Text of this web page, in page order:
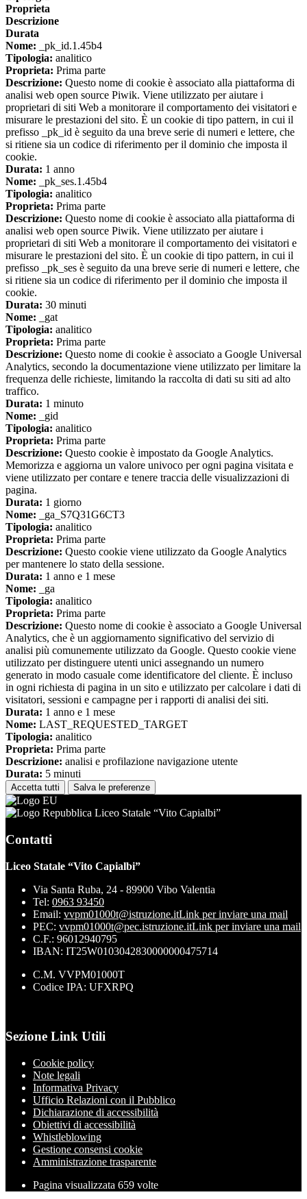
Proprieta
Descrizione
Durata
Nome: _pk_id.1.45b4
Tipologia: analitico
Proprieta: Prima parte
Descrizione: Questo nome di cookie è associato alla piattaforma di
analisi web open source Piwik. Viene utilizzato per aiutare i
proprietari di siti Web a monitorare il comportamento dei visitatori e
misurare le prestazioni del sito. È un cookie di tipo pattern, in cui il
prefisso _pk_id è seguito da una breve serie di numeri e lettere, che
si ritiene sia un codice di riferimento per il dominio che imposta il
cookie.
Durata: 1 anno
Nome: _pk_ses.1.45b4
Tipologia: analitico
Proprieta: Prima parte
Descrizione: Questo nome di cookie è associato alla piattaforma di
analisi web open source Piwik. Viene utilizzato per aiutare i
proprietari di siti Web a monitorare il comportamento dei visitatori e
misurare le prestazioni del sito. È un cookie di tipo pattern, in cui il
prefisso _pk_ses è seguito da una breve serie di numeri e lettere, che
si ritiene sia un codice di riferimento per il dominio che imposta il
cookie.
Durata: 30 minuti
Nome: _gat
Tipologia: analitico
Proprieta: Prima parte
Descrizione: Questo nome di cookie è associato a Google Universal
Analytics, secondo la documentazione viene utilizzato per limitare la
frequenza delle richieste, limitando la raccolta di dati su siti ad alto
traffico.
Durata: 1 minuto
Nome: _gid
Tipologia: analitico
Proprieta: Prima parte
Descrizione: Questo cookie è impostato da Google Analytics.
Memorizza e aggiorna un valore univoco per ogni pagina visitata e
viene utilizzato per contare e tenere traccia delle visualizzazioni di
pagina.
Durata: 1 giorno
Nome: _ga_S7Q31G6CT3
Tipologia: analitico
Proprieta: Prima parte
Descrizione: Questo cookie viene utilizzato da Google Analytics
per mantenere lo stato della sessione.
Durata: 1 anno e 1 mese
Nome: _ga
Tipologia: analitico
Proprieta: Prima parte
Descrizione: Questo nome di cookie è associato a Google Universal
Analytics, che è un aggiornamento significativo del servizio di
analisi più comunemente utilizzato da Google. Questo cookie viene
utilizzato per distinguere utenti unici assegnando un numero
generato in modo casuale come identificatore del cliente. È incluso
in ogni richiesta di pagina in un sito e utilizzato per calcolare i dati di
visitatori, sessioni e campagne per i rapporti di analisi dei siti.
Durata: 1 anno e 1 mese
Nome: LAST_REQUESTED_TARGET
Tipologia: analitico
Proprieta: Prima parte
Descrizione: analisi e profilazione navigazione utente
Durata: 5 minuti
Accetta tutti Salva le preferenze
Liceo Statale “Vito Capialbi”
Contatti
Liceo Statale “Vito Capialbi”
Via Santa Ruba, 24 - 89900 Vibo Valentia
Tel: 0963 93450
Email: vvpm01000t@istruzione.itLink per inviare una mail
PEC: vvpm01000t@pec.istruzione.itLink per inviare una mail
C.F.: 96012940795
IBAN: IT25W0103042830000000475714
C.M. VVPM01000T
Codice IPA: UFXRPQ
Sezione Link Utili
Cookie policy
Note legali
Informativa Privacy
Ufficio Relazioni con il Pubblico
Dichiarazione di accessibilità
Obiettivi di accessibilità
Whistleblowing
Gestione consensi cookie
Amministrazione trasparente
Pagina visualizzata 659 volte